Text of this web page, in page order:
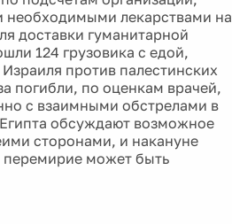
необходимыми лекарствами на
доставки гуманитарной
124 грузовика с едой,
против палестинских
погибли, по оценкам врачей,
с взаимными обстрелами в
обсуждают возможное
сторонами, и накануне
может быть